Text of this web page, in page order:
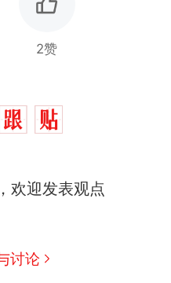
2赞
欢迎发表观点
讨论
人报名的考试，成绩
名，总统就邀请中
一枚命中就能让航
-6J实力有多强？